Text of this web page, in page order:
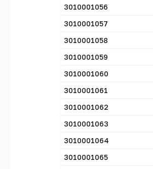
3010001056
3010001057
3010001058
3010001059
3010001060
3010001061
3010001062
3010001063
3010001064
3010001065